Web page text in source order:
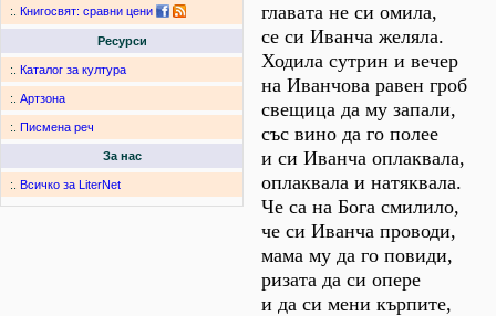
:. Книгосвят: сравни цени
Ресурси
:. Каталог за култура
:. Артзона
:. Писмена реч
За нас
:. Всичко за LiterNet
главата не си омила,
се си Иванча желяла.
Ходила сутрин и вечер
на Иванчова равен гроб
свещица да му запали,
със вино да го полее
и си Иванча оплаквала,
оплаквала и натяквала.
Че са на Бога смилило,
че си Иванча проводи,
мама му да го повиди,
ризата да си опере
и да си мени кърпите,